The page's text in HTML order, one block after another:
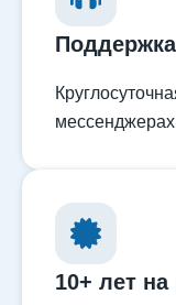
10+ лет